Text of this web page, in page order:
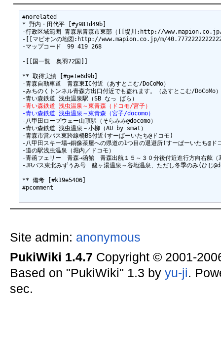
#norelated
* 野内・田代平 [#y981d49b]
-行政区域範囲 青森県青森市東部（[[堤川:http://
-[[マピオンの地図:http://www.mapion.co.jp/m/
-マップコード　99 419 268
-[[国一覧　奥羽72国]]
** 取得実績 [#ge1e6d9b]
-青森自動車道　青森東IC付近（あすとこむ/DoCoMo）
-みちのくトンネル青森方出口付近でも盗れます。（あすとこむ/DoCoMo
-青い森鉄道 浅虫温泉～東青森（ドコモ/宮子）
-青い森鉄道 浅虫温泉～東青森（宮子/docomo）
-八甲田ロープウェー山頂駅（そらみみ@docomo）
-青い森鉄道 浅虫温泉－小柳（AU by smat）
-青森市営バス東跨線橋BS付近(すーぱーいたち@ドコモ)
-八甲田スキー場→銅像茶屋への県道の1つ目の退避所(すーぱーいたち@ド
-道の駅浅虫温泉（堀内／ドコモ）
-青函フェリー　青森→函館　青森出航１５～３０分後付近進行方向右舷（
-JRバス東北みずうみ号　酸ヶ湯温泉～谷地温泉、ただし冬季のみ(ひじ
** 備考 [#k19e5406]
Site admin: anonymous
PukiWiki 1.4.7 Copyright © 2001-
Based on "PukiWiki" 1.3 by yu-ji.
sec.